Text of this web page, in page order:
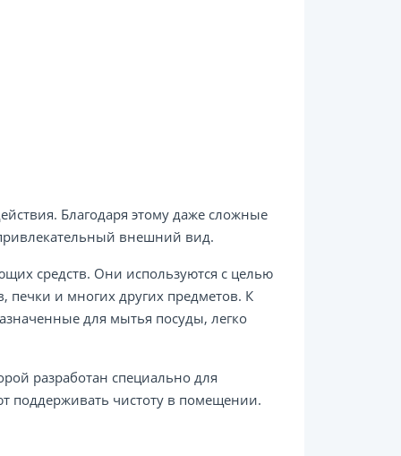
Благодаря этому даже сложные
внешний вид.
средств. Они используются с целью
печки и многих других предметов. К
для мытья посуды, легко
разработан специально для
поддерживать чистоту в помещении.